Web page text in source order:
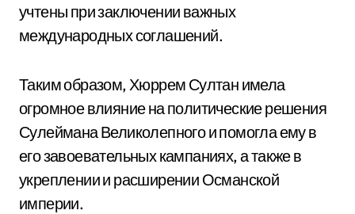
учтены при заключении важных
международных соглашений.
Таким образом, Хюррем Султан имела
огромное влияние на политические решения
Сулеймана Великолепного и помогла ему в
его завоевательных кампаниях, а также в
укреплении и расширении Османской
империи.